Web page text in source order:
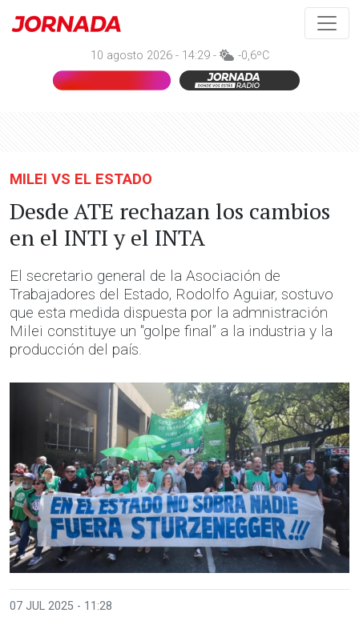
10 agosto 2026 - 14:29 - -0,6ºC
MILEI VS EL ESTADO
Desde ATE rechazan los cambios
en el INTI y el INTA
El secretario general de la Asociación de
Trabajadores del Estado, Rodolfo Aguiar, sostuvo
que esta medida dispuesta por la admnistración
Milei constituye un "golpe final” a la industria y la
producción del país.
07 JUL 2025 - 11:28